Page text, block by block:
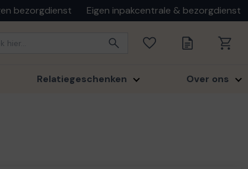
bezorgdienst Eigen inpakcentrale & bezorgdienst
Relatiegeschenken Over ons